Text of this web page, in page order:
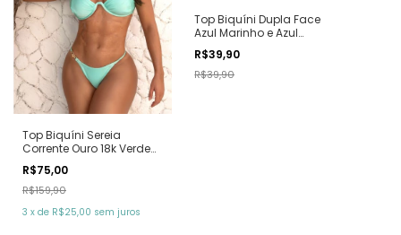
Top Biquíni Sereia
Corrente Ouro 18k Verde
Tifany
R$75,00
R$159,90
3 x de R$25,00 sem juros
Top Biquíni Dupla Face
Azul Marinho e Azul
Turqueza
R$39,90
R$39,90